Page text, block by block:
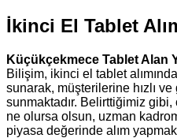
İkinci El Tablet
Küçükçekmece Tablet Alan
Bilişim, ikinci el tablet
sunarak, müşterilerine hızlı
sunmaktadır. Belirttiğimiz gibi,
ne olursa olsun, uzman
piyasa değerinde alım